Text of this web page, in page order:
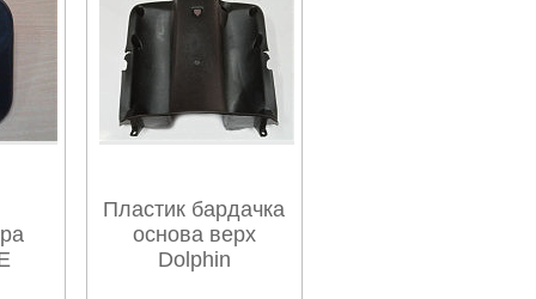
Пластик бардачка
основа верх
Dolphin